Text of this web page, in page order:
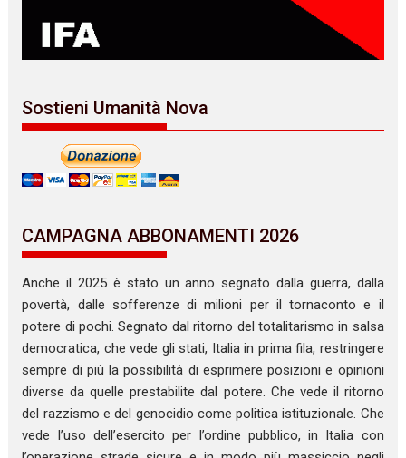
Sostieni Umanità Nova
CAMPAGNA ABBONAMENTI 2026
Anche il 2025 è stato un anno segnato dalla guerra, dalla
povertà, dalle sofferenze di milioni per il tornaconto e il
potere di pochi. Segnato dal ritorno del totalitarismo in salsa
democratica, che vede gli stati, Italia in prima fila, restringere
sempre di più la possibilità di esprimere posizioni e opinioni
diverse da quelle prestabilite dal potere. Che vede il ritorno
del razzismo e del genocidio come politica istituzionale. Che
vede l’uso dell’esercito per l’ordine pubblico, in Italia con